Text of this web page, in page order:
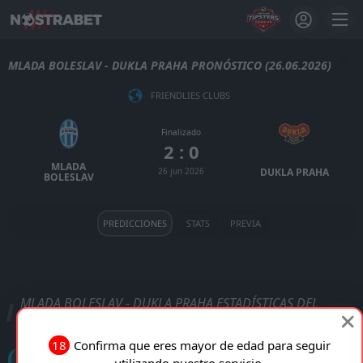
MLADA BOLESLAV - DUKLA PRAHA PRONÓSTICO (26.06.2026)
FRIENDLIES CLUBS
MLADA
BOLESLAV
Finalizado
2 : 0
26 jun 2026 DUKLA PRAHA
PREDICCIONES STATS PREVIA
MLADA BOLESLAV - DUKLA PRAHA ESTADÍSTICAS DEL
18 Confirma que eres mayor de edad para seguir